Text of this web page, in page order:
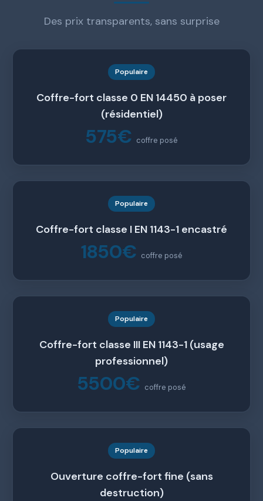
Des prix transparents, sans surprise
Populaire
Coffre-fort classe 0 EN 14450 à poser
(résidentiel)
575€ coffre posé
Populaire
Coffre-fort classe I EN 1143-1 encastré
1850€ coffre posé
Populaire
Coffre-fort classe III EN 1143-1 (usage
professionnel)
5500€ coffre posé
Populaire
Ouverture coffre-fort fine (sans
destruction)